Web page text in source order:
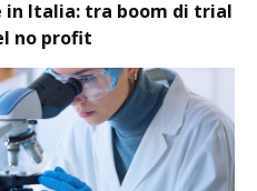
in Italia: tra boom di trial
no profit